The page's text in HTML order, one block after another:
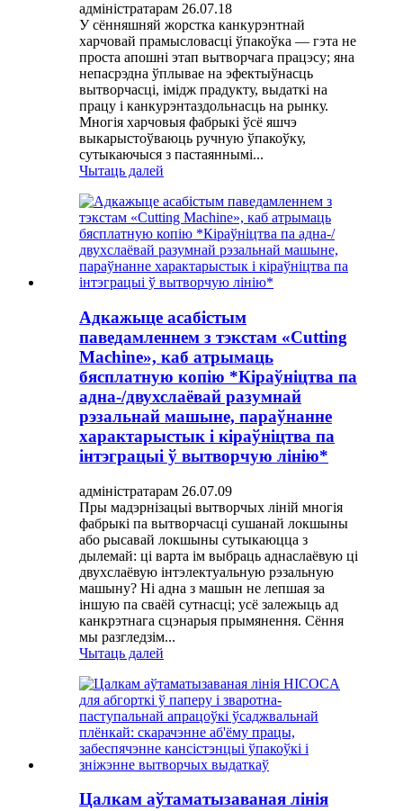
адміністратарам 26.07.18
У сённяшняй жорстка канкурэнтнай
харчовай прамысловасці ўпакоўка — гэта не
проста апошні этап вытворчага працэсу; яна
непасрэдна ўплывае на эфектыўнасць
вытворчасці, імідж прадукту, выдаткі на
працу і канкурэнтаздольнасць на рынку.
Многія харчовыя фабрыкі ўсё яшчэ
выкарыстоўваюць ручную ўпакоўку,
сутыкаючыся з пастаяннымі...
Чытаць далей
Адкажыце асабістым
паведамленнем з тэкстам «Cutting
Machine», каб атрымаць
бясплатную копію *Кіраўніцтва па
адна-/двухслаёвай разумнай
рэзальнай машыне, параўнанне
характарыстык і кіраўніцтва па
інтэграцыі ў вытворчую лінію*
адміністратарам 26.07.09
Пры мадэрнізацыі вытворчых ліній многія
фабрыкі па вытворчасці сушанай локшыны
або рысавай локшыны сутыкаюцца з
дылемай: ці варта ім выбраць аднаслаёвую ці
двухслаёвую інтэлектуальную рэзальную
машыну? Ні адна з машын не лепшая за
іншую па сваёй сутнасці; усё залежыць ад
канкрэтнага сцэнарыя прымянення. Сёння
мы разгледзім...
Чытаць далей
Цалкам аўтаматызаваная лінія